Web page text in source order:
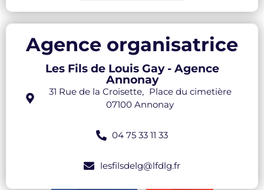
Agence organisatrice
Les Fils de Louis Gay - Agence
Annonay
31 Rue de la Croisette, Place du cimetière
07100 Annonay
04 75 33 11 33
lesfilsdelg@lfdlg.fr